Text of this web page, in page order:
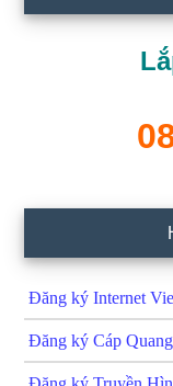
Đăng ký Internet
Đăng ký Cáp